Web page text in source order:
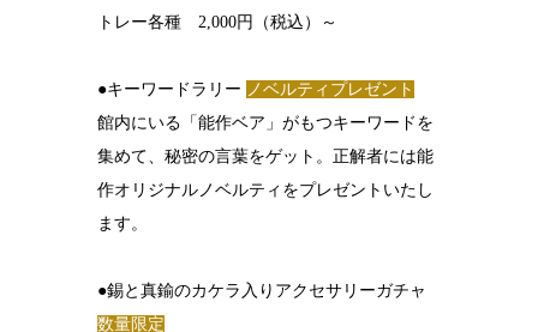
トレー各種 2,000円（税込）～
●キーワードラリー ノベルティプレゼント
館内にいる「能作ベア」がもつキーワードを
集めて、秘密の言葉をゲット。正解者には能
作オリジナルノベルティをプレゼントいたし
ます。
●錫と真鍮のカケラ入りアクセサリーガチャ
数量限定